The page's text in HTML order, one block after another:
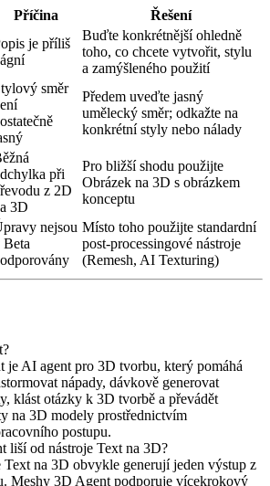
Příčina
Řešení
je příliš
Buďte konkrétnější ohledně
toho, co chcete vytvořit, stylu
a zamýšleného použití
směr
Předem uveďte jasný
umělecký směr; odkažte na
konkrétní styly nebo nálady
při
z 2D
3D
Pro bližší shodu použijte
Obrázek na 3D s obrázkem
konceptu
nejsou
Beta
Místo toho použijte standardní
post-processingové nástroje
(Remesh, AI Texturing)
je AI agent pro 3D tvorbu, který pomáhá
nápady, dávkově generovat
klást otázky k 3D tvorbě a převádět
na 3D modely prostřednictvím
postupu.
liší od nástroje Text na 3D?
Text na 3D obvykle generují jeden výstup z
Meshy 3D Agent podporuje vícekrokový